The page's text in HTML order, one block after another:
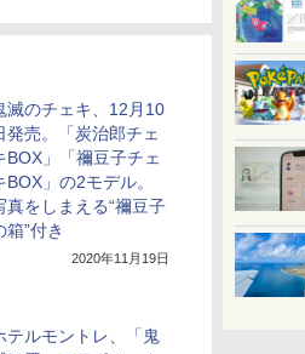
滅のチェキ、12月10
発売。「炭治郎チェ
BOX」「禰豆子チェ
BOX」の2モデル。
真をしまえる“禰豆子
箱”付き
2020年11月19日
テルモントレ、「鬼